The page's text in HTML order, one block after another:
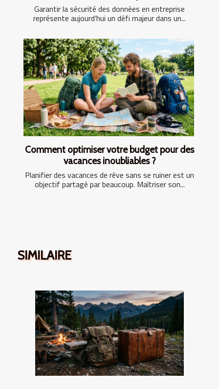
Garantir la sécurité des données en entreprise
représente aujourd’hui un défi majeur dans un...
Comment optimiser votre budget pour des
vacances inoubliables ?
Planifier des vacances de rêve sans se ruiner est un
objectif partagé par beaucoup. Maîtriser son...
SIMILAIRE